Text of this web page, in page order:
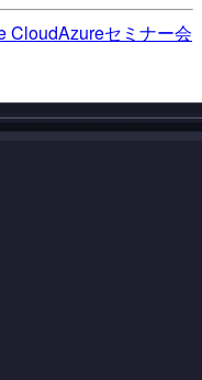
CloudAzureセミナー会